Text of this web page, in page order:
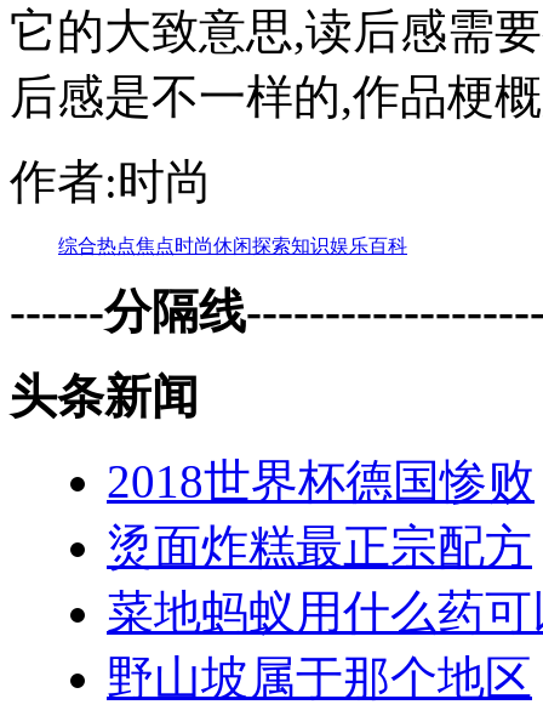
它的大致意思,读后感需
后感是不一样的,作品梗
作者:时尚
综合热点焦点时尚休闲探索知识娱乐百科
------分隔线
头条新闻
2018世界杯德国惨败
烫面炸糕最正宗配方
菜地蚂蚁用什么药
野山坡属于那个地区